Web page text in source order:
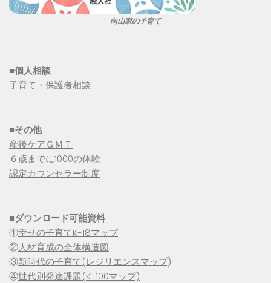
向山家の子育て
■個人相談
子育て・保護者相談
■その他
産後ケアＧＭＴ
６歳までに1000の体験
認定カウンセラー制度
■ダウンロード可能資料
①幸せの子育てK-18マップ
②人材育成の全体構造図
③新時代の子育て(レジリエンスマップ)
④世代別発達課題(K-100マップ)